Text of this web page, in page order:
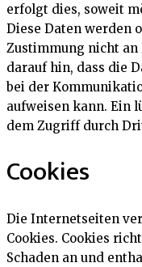
erfolgt dies, soweit
Diese Daten werden
Zustimmung nicht
darauf hin, dass die
bei der
aufweisen kann. Ein
dem Zugriff durch
Cookies
Die Internetseiten
Cookies. Cookies
Schaden an und